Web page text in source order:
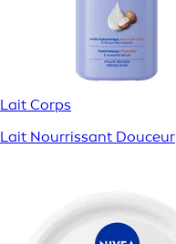
Lait Corps
Lait Nourrissant Douceur